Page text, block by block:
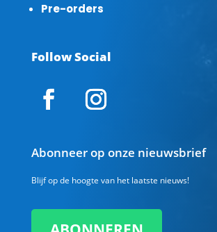
Pre-orders
Follow Social
Abonneer op onze nieuwsbrief
Blijf op de hoogte van het laatste nieuws!